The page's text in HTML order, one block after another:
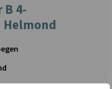
B 4-
Helmond